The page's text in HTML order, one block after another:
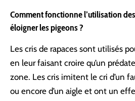
Comment fonctionne l’utilisation
éloigner les pigeons ?
Les cris de rapaces sont utilisés
en leur faisant croire qu’un
zone. Les cris imitent le cri d’un
ou encore d’un aigle et ont un